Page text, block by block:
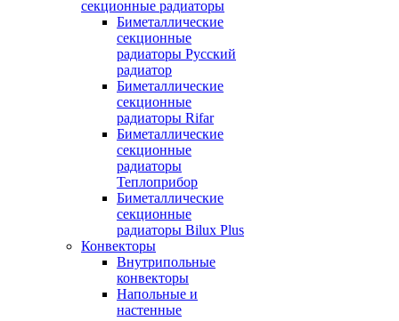
секционные радиаторы
Биметаллические
секционные
радиаторы Русский
радиатор
Биметаллические
секционные
радиаторы Rifar
Биметаллические
секционные
радиаторы
Теплоприбор
Биметаллические
секционные
радиаторы Bilux Plus
Конвекторы
Внутрипольные
конвекторы
Напольные и
настенные